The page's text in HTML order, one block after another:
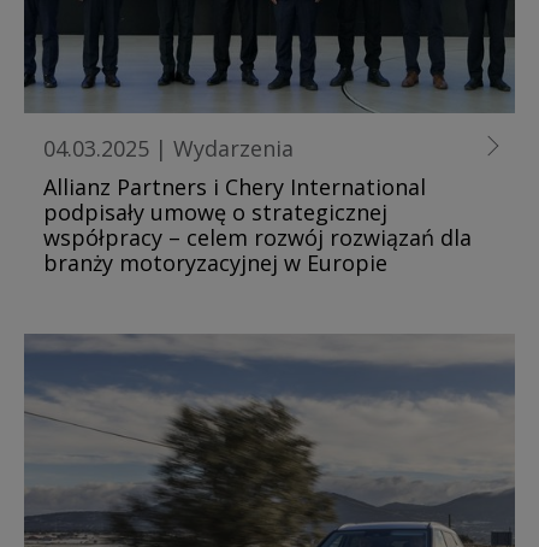
04.03.2025 | Wydarzenia
Allianz Partners i Chery International
podpisały umowę o strategicznej
współpracy – celem rozwój rozwiązań dla
branży motoryzacyjnej w Europie